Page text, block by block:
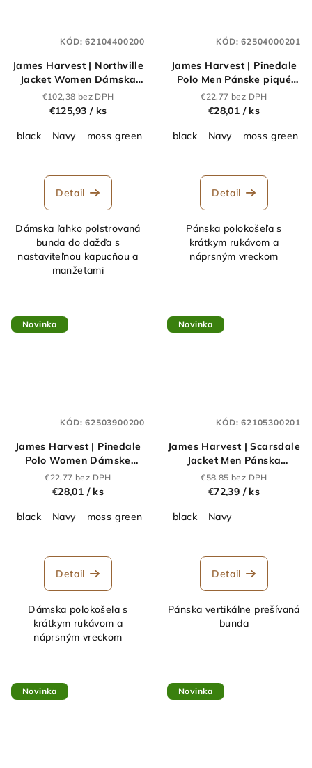
James Harvest | Northville
Jacket Women Dámska
bunda do dažďa "Two-
Tone"_62.1044
€102,38 bez DPH
€125,93 / ks
black
Navy moss green
Detail
Dámska ľahko polstrovaná
bunda do dažďa s
nastaviteľnou kapucňou a
manžetami
KÓD:62104400200
James Harvest | Pinedale
Polo Men Pánske piqué
polo z ťažkej bavlny "Two-
Tone"_62.5040
€22,77 bez DPH
€28,01 / ks
black
Navy moss green
Detail
Pánska polokošeľa s
krátkym rukávom a
náprsným vreckom
KÓD:62504000201
Novinka
James Harvest | Pinedale
Polo Women Dámske
piqué polo z ťažkej bavlny
"Two-Tone"_62.5039
€22,77 bez DPH
€28,01 / ks
black
Navy moss green
Detail
Dámska polokošeľa s
krátkym rukávom a
náprsným vreckom
KÓD:62503900200
Novinka
James Harvest | Scarsdale
Jacket Men Pánska
prešívaná bunda_62.1053
€58,85 bez DPH
€72,39 / ks
black
Navy
Detail
Pánska vertikálne prešívaná
bunda
KÓD:62105300201
Novinka Novinka